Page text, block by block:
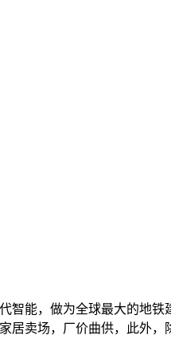
能，做为全球最大的地铁
卖场，厂价曲供，此外，